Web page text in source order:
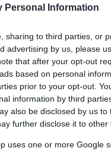
Personal Information
sharing to third parties, or
advertising by us, please
that after your opt-out
based on personal
prior to your opt-out.
information by third
also be disclosed by us
further disclose it to other
uses one or more Google